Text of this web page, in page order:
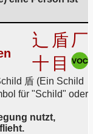
辶 盾 厂
十 目
盾 (Ein Schild
für "Schild" oder
nutzt,